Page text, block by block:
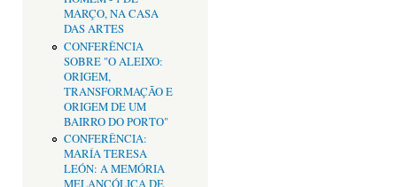
MARÇO, NA CASA
DAS ARTES
CONFERÊNCIA
SOBRE "O ALEIXO:
ORIGEM,
TRANSFORMAÇÃO E
ORIGEM DE UM
BAIRRO DO PORTO"
CONFERÊNCIA:
MARÍA TERESA
LEÓN: A MEMÓRIA
MELANCÓLICA DE